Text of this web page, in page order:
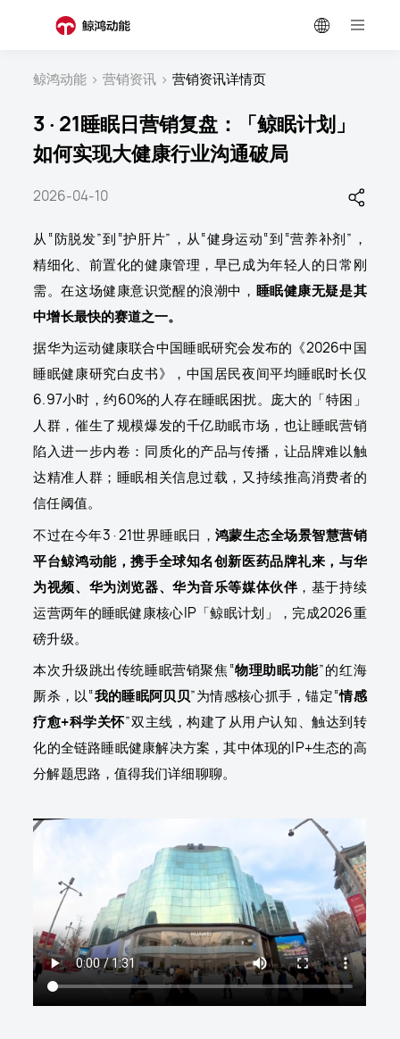
鲸鸿动能 > 营销资讯 > 营销资讯详情页
3·21睡眠日营销复盘：「鲸眠计划」
如何实现大健康行业沟通破局
2026-04-10
从“防脱发”到“护肝片”，从“健身运动“到“营养补剂”，
精细化、前置化的健康管理，早已成为年轻人的日常刚
需。在这场健康意识觉醒的浪潮中， 睡眠健康无疑是其
中增长最快的赛道之一。
据华为运动健康联合中国睡眠研究会发布的《2026中国
睡眠健康研究白皮书》，中国居民夜间平均睡眠时长仅
6.97小时，约60%的人存在睡眠困扰。庞大的「特困」
人群，催生了规模爆发的千亿助眠市场，也让睡眠营销
陷入进一步内卷：同质化的产品与传播，让品牌难以触
达精准人群；睡眠相关信息过载，又持续推高消费者的
信任阈值。
不过在今年3·21世界睡眠日，鸿蒙生态全场景智慧营销
平台鲸鸿动能，携手全球知名创新医药品牌礼来，与华
为视频、华为浏览器、华为音乐等媒体伙伴 ，基于持续
运营两年的睡眠健康核心IP「鲸眠计划」，完成2026重
磅升级。
本次升级跳出传统睡眠营销聚焦“物理助眠功能”的红海
厮杀，以“我的睡眠阿贝贝”为情感核心抓手，锚定“情感
疗愈+科学关怀”双主线，构建了从用户认知、触达到转
化的全链路睡眠健康解决方案，其中体现的IP+生态的高
分解题思路，值得我们详细聊聊。